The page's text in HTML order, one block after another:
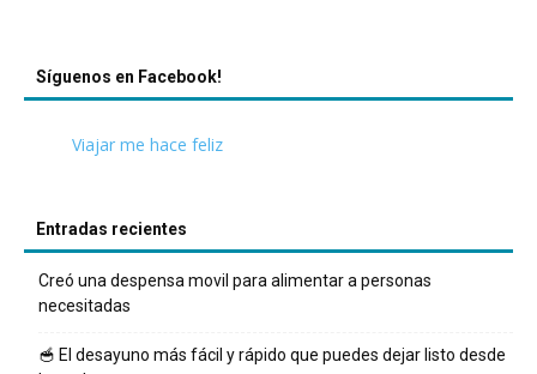
Síguenos en Facebook!
Viajar me hace feliz
Entradas recientes
Creó una despensa movil para alimentar a personas
necesitadas
🥣 El desayuno más fácil y rápido que puedes dejar listo desde